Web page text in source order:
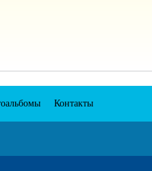
Контакты